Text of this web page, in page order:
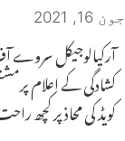
جون 16, 2021
کشادگی کے اعلام
کویڈ کی محاذ پر کچھ